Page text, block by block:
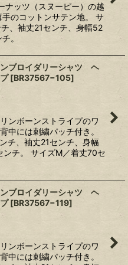
ナッツ（スヌーピー）の越
のコットンサテン地。 サ
、袖丈21センチ、身幅52
。
ブロイダリーシャツ ヘ
[BR37567−105]
ンボーンストライプのワ
中には刺繍パッチ付き。
チ、袖丈21センチ、身幅
チ。 サイズM／着丈70セ
ブロイダリーシャツ ヘ
[BR37567−119]
ンボーンストライプのワ
中には刺繍パッチ付き。